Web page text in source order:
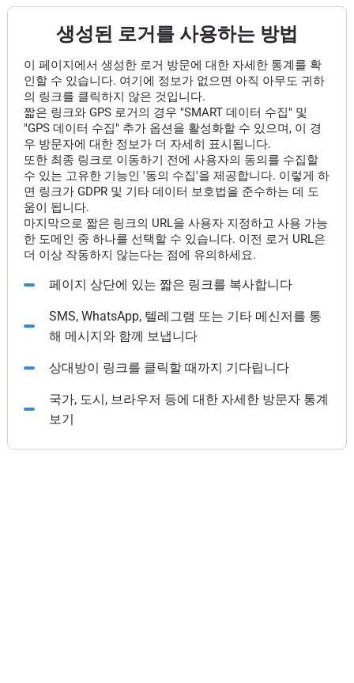
생성된 로거를 사용하는 방법
이 페이지에서 생성한 로거 방문에 대한 자세한 통계를 확
인할 수 있습니다. 여기에 정보가 없으면 아직 아무도 귀하
의 링크를 클릭하지 않은 것입니다.
짧은 링크와 GPS 로거의 경우 "SMART 데이터 수집" 및
"GPS 데이터 수집" 추가 옵션을 활성화할 수 있으며, 이 경
우 방문자에 대한 정보가 더 자세히 표시됩니다.
또한 최종 링크로 이동하기 전에 사용자의 동의를 수집할
수 있는 고유한 기능인 '동의 수집'을 제공합니다. 이렇게 하
면 링크가 GDPR 및 기타 데이터 보호법을 준수하는 데 도
움이 됩니다.
마지막으로 짧은 링크의 URL을 사용자 지정하고 사용 가능
한 도메인 중 하나를 선택할 수 있습니다. 이전 로거 URL은
더 이상 작동하지 않는다는 점에 유의하세요.
페이지 상단에 있는 짧은 링크를 복사합니다
SMS, WhatsApp, 텔레그램 또는 기타 메신저를 통
해 메시지와 함께 보냅니다
상대방이 링크를 클릭할 때까지 기다립니다
국가, 도시, 브라우저 등에 대한 자세한 방문자 통계
보기